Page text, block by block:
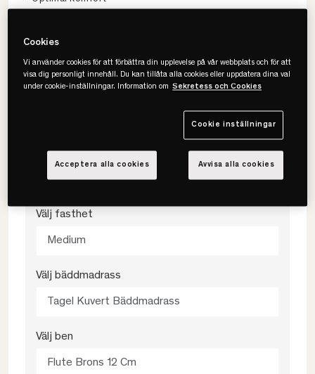
Välj storlek
Välj färg
Magdalena Linen
Välj fasthet
Medium
Välj bäddmadrass
Tagel Kuvert Bäddmadrass
Välj ben
Flute Brons 12 Cm
Cookies
Vi använder cookies för att förbättra din upplevelse på vår webbplats och för att
visa dig personligt innehåll. Du kan tillåta alla cookies eller uppdatera dina val
under cookie-inställningar. Information om Sekretess och Cookies
Cookie inställningar
Avvisa alla cookies
Acceptera alla cookies